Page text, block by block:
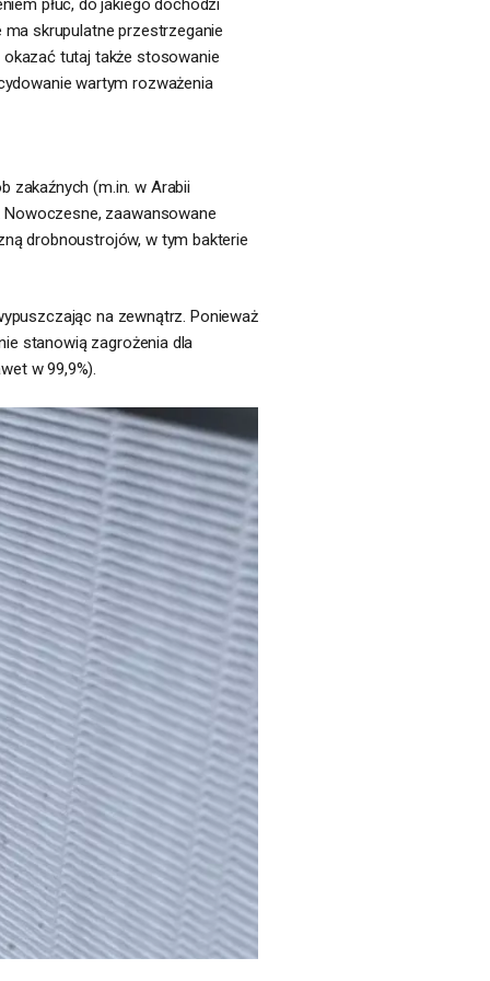
płuc, do jakiego dochodzi
skrupulatne przestrzeganie
tutaj także stosowanie
wartym rozważenia
zakaźnych (m.in. w Arabii
Nowoczesne, zaawansowane
drobnoustrojów, w tym bakterie
na zewnątrz. Ponieważ
stanowią zagrożenia dla
w 99,9%).